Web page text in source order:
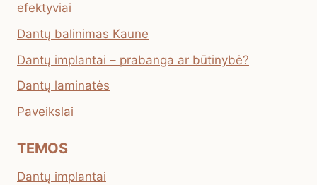
efektyviai
Dantų balinimas Kaune
Dantų implantai – prabanga ar būtinybė?
Dantų laminatės
Paveikslai
TEMOS
Dantų implantai